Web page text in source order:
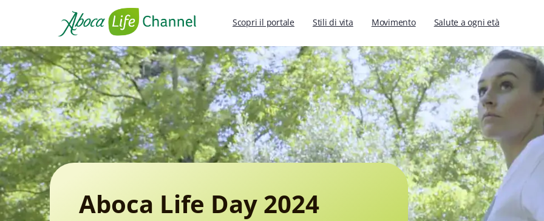
Scopri il portale Stili di vita Movimento Salute a ogni età
Aboca Life Day 2024